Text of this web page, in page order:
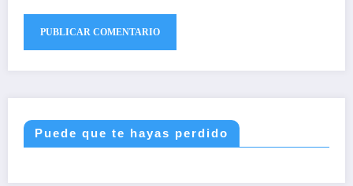
Puede que te hayas perdido